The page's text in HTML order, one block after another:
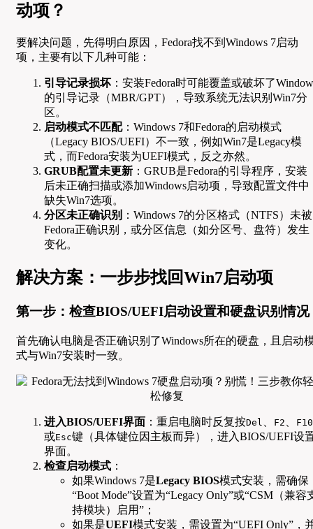
动项？
要解决问题，先得明白原因，Fedora找不到Windows 7启动
项，主要有以下几种可能：
引导记录损坏 ：安装Fedora时可能覆盖或破坏了
的引导记录（MBR/GPT），导致系统无法识别Win7分
区。
启动模式不匹配：Windows 7和Fedora的启动模式
（Legacy BIOS/UEFI）不一致，例如Win7是Legacy模
式，而Fedora安装为UEFI模式，反之亦然。
GRUB配置未更新 ：GRUB是Fedora的引导程序，安装
后未正确扫描或添加Windows启动项，导致配置文件中
缺失Win7选项。
分区未正确识别 ：Windows 7的分区格式（NTFS）未被
Fedora正确识别，或分区信息（如分区号、盘符）发生
变化。
解决方案：一步步找回Win7启动项
第一步：检查BIOS/UEFI启动设置和硬盘识别情况
首先确认电脑是否正确识别了Windows所在的硬盘，且启动
式与Win7安装时一致。
进入BIOS/UEFI界面 ：重启电脑时反复按Del F2 F10
或Esc键（具体键位因主板而异），进入BIOS/UEFI设
界面。
检查启动模式 ：
如果Windows 7是Legacy BIOS模式安装，需确保
“Boot Mode”设置为“Legacy Only”或“CSM（兼容
持模块）启用”；
如果是UEFI模式安装，需设置为“UEFI Only”，